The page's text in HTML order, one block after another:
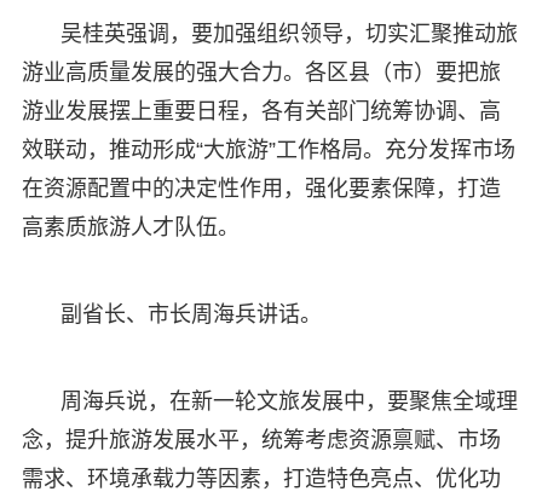
吴桂英强调，要加强组织领导，切实汇聚推动旅
游业高质量发展的强大合力。各区县（市）要把旅
游业发展摆上重要日程，各有关部门统筹协调、高
效联动，推动形成“大旅游”工作格局。充分发挥市场
在资源配置中的决定性作用，强化要素保障，打造
高素质旅游人才队伍。
副省长、市长周海兵讲话。
周海兵说，在新一轮文旅发展中，要聚焦全域理
念，提升旅游发展水平，统筹考虑资源禀赋、市场
需求、环境承载力等因素，打造特色亮点、优化功